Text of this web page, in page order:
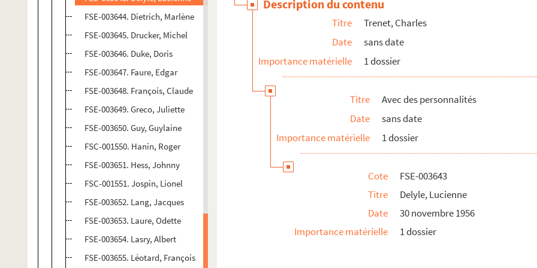
FSE-003644. Dietrich, Marlène
FSE-003645. Drucker, Michel
FSE-003646. Duke, Doris
FSE-003647. Faure, Edgar
FSE-003648. François, Claude
FSE-003649. Greco, Juliette
FSE-003650. Guy, Guylaine
FSC-001550. Hanin, Roger
FSE-003651. Hess, Johnny
FSC-001551. Jospin, Lionel
FSE-003652. Lang, Jacques
FSE-003653. Laure, Odette
FSE-003654. Lasry, Albert
FSE-003655. Léotard, François
Description du contenu
Titre
Trenet, Charles
Date
sans date
Importance matérielle
1 dossier
Titre
Avec des personnalités
Date
sans date
Importance matérielle
1 dossier
Cote
FSE-003643
Titre
Delyle, Lucienne
Date
30 novembre 1956
Importance matérielle
1 dossier